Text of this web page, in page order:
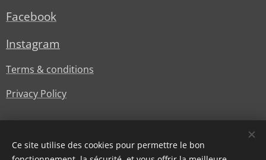
Facebook
Instagram
Terms & conditions
Privacy Policy
Ce site utilise des cookies pour permettre le bon